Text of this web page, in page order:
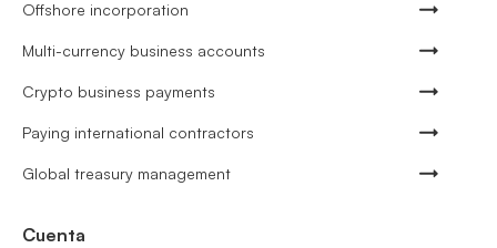
Offshore incorporation
Multi-currency business accounts
Crypto business payments
Paying international contractors
Global treasury management
Cuenta